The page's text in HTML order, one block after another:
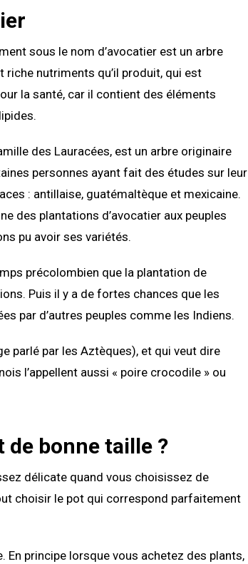
sous le nom d’avocatier est un arbre
nutriments qu’il produit, qui est
la santé, car il contient des éléments
des Lauracées, est un arbre originaire
personnes ayant fait des études sur leur
: antillaise, guatémaltèque et mexicaine.
des plantations d’avocatier aux peuples
pu avoir ses variétés.
précolombien que la plantation de
Puis il y a de fortes chances que les
par d’autres peuples comme les Indiens.
parlé par les Aztèques), et qui veut dire
l’appellent aussi « poire crocodile » ou
bonne taille ?
délicate quand vous choisissez de
choisir le pot qui correspond parfaitement
principe lorsque vous achetez des plants,